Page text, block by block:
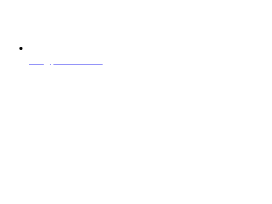
info@puumsoft.co.th